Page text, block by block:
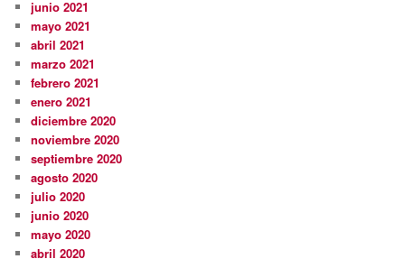
junio 2021
mayo 2021
abril 2021
marzo 2021
febrero 2021
enero 2021
diciembre 2020
noviembre 2020
septiembre 2020
agosto 2020
julio 2020
junio 2020
mayo 2020
abril 2020